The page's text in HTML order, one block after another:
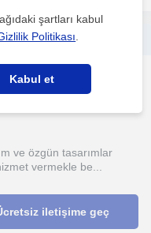
ve özgün tasarımlar
vermekle be...
iletişime geç
şartları kabul
Politikası
Kabul et